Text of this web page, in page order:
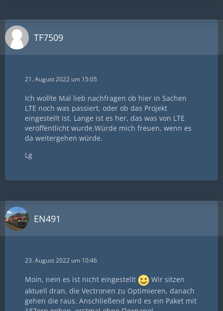
TF7509
21. August 2022 um 15:05
Ich wollte Mal lieb nachfragen ob hier in Sachen
LTE noch was passiert, oder ob das Projekt
eingestellt ist. Lange ist es her, das was von LTE
veröffentlicht wurde.Würde mich freuen, wenn es
da weitergehen würde.
Lg
EN491
23. August 2022 um 10:46
Moin, nein es ist nicht eingestellt
Wir sitzen
aktuell dran, die Vectronen zu Optimieren, danach
gehen die raus. Anschließend wird es ein Paket mit